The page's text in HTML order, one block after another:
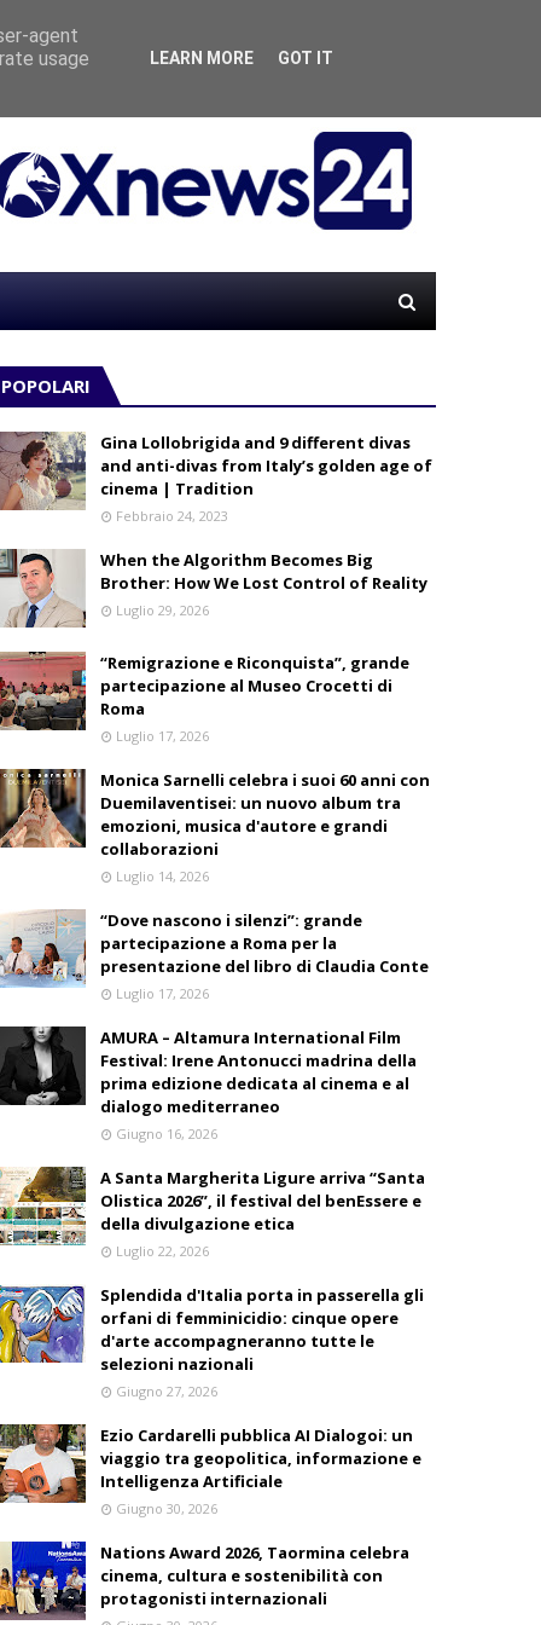
POPOLARI
Gina Lollobrigida and 9 different divas
and anti-divas from Italy’s golden age of
cinema | Tradition
Febbraio 24, 2023
When the Algorithm Becomes Big
Brother: How We Lost Control of Reality
Luglio 29, 2026
“Remigrazione e Riconquista”, grande
partecipazione al Museo Crocetti di
Roma
Luglio 17, 2026
Monica Sarnelli celebra i suoi 60 anni con
Duemilaventisei: un nuovo album tra
emozioni, musica d'autore e grandi
collaborazioni
Luglio 14, 2026
“Dove nascono i silenzi”: grande
partecipazione a Roma per la
presentazione del libro di Claudia Conte
Luglio 17, 2026
AMURA – Altamura International Film
Festival: Irene Antonucci madrina della
prima edizione dedicata al cinema e al
dialogo mediterraneo
Giugno 16, 2026
A Santa Margherita Ligure arriva “Santa
Olistica 2026”, il festival del benEssere e
della divulgazione etica
Luglio 22, 2026
Splendida d'Italia porta in passerella gli
orfani di femminicidio: cinque opere
d'arte accompagneranno tutte le
selezioni nazionali
Giugno 27, 2026
Ezio Cardarelli pubblica AI Dialogoi: un
viaggio tra geopolitica, informazione e
Intelligenza Artificiale
Giugno 30, 2026
Nations Award 2026, Taormina celebra
cinema, cultura e sostenibilità con
protagonisti internazionali
agent
usage
LEARN MORE GOT IT